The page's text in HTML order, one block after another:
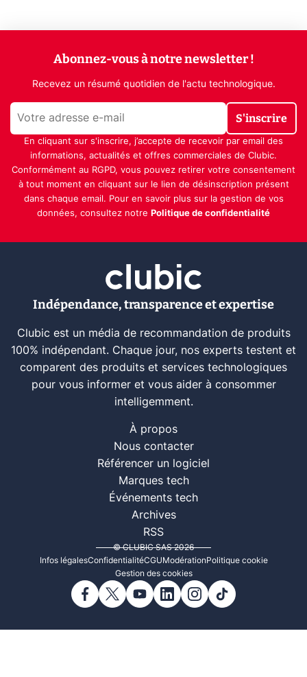
Abonnez-vous à notre newsletter !
Recevez un résumé quotidien de l'actu technologique.
S'inscrire
En cliquant sur s'inscrire, j’accepte de recevoir par email des
informations, actualités et offres commerciales de Clubic.
Conformément au RGPD, vous pouvez retirer votre consentement
à tout moment en cliquant sur le lien de désinscription présent
dans chaque email. Pour en savoir plus sur la gestion de vos
données, consultez notre Politique de confidentialité
Indépendance, transparence et expertise
Clubic est un média de recommandation de produits
100% indépendant. Chaque jour, nos experts testent et
comparent des produits et services technologiques
pour vous informer et vous aider à consommer
intelligemment.
À propos
Nous contacter
Référencer un logiciel
Marques tech
Événements tech
Archives
RSS
© CLUBIC SAS 2026
Infos légalesConfidentialitéCGUModérationPolitique cookie
Gestion des cookies